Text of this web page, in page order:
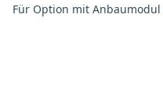
Für Option mit Anbaumodul